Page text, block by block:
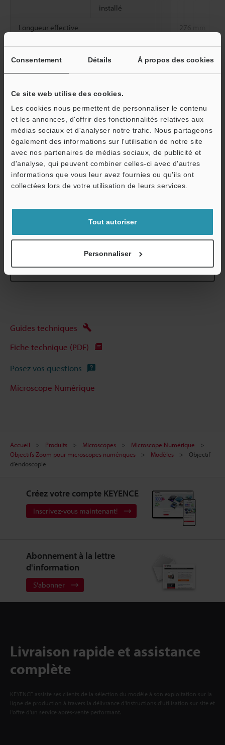
Consentement Détails À propos des cookies
Ce site web utilise des cookies.
Les cookies nous permettent de personnaliser le contenu
et les annonces, d'offrir des fonctionnalités relatives aux
médias sociaux et d'analyser notre trafic. Nous partageons
également des informations sur l'utilisation de notre site
avec nos partenaires de médias sociaux, de publicité et
d'analyse, qui peuvent combiner celles-ci avec d'autres
informations que vous leur avez fournies ou qu'ils ont
collectées lors de votre utilisation de leurs services.
Tout autoriser
Personnaliser
installé
Longueur effective 276 mm
Angle d’observation 35°
*2
Distance d’observation 5 mm ou plus
Résistance à
l'environnement
ambiante
*1 La valeur entre parenthèses est celle du diamètre lorsque le
tube de protection est installé.
*2Le grossissement au centre d'un moniteur de 15 pouces.
Fiche technique (PDF)
Autres modèles
Guides techniques
Fiche technique (PDF)
Posez vos questions
Microscope Numérique
Accueil Produits Microscopes
Microscope Numérique
Objectifs Zoom pour microscopes numériques
Modèles
Objectif
d’endoscopie
Créez votre compte KEYENCE
Inscrivez-vous maintenant!
Abonnement à la lettre
d'information
S'abonner
Livraison rapide et assistance
complète
KEYENCE assiste ses clients de la sélection du modèle à son exploitation sur la
ligne de production à travers la délivrance d'instructions d'utilisation sur site et
l'offre d'un service après-vente performant.
Service / SAV